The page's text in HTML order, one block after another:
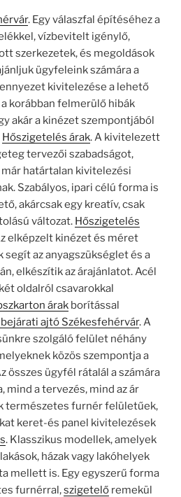
. Egy válaszfal építéséhez a
vízbevitelt igénylő,
szerkezetek, és megoldások
ügyfeleink számára a
kivitelezése a lehető
korábban felmerülő hibák
akár a kinézet szempontjából
Hőszigetelés árak. A kivitelezett
tervezői szabadságot,
határtalan kivitelezési
Szabályos, ipari célú forma is
akárcsak egy kreatív, csak
változat. Hőszigetelés
elképzelt kinézet és méret
segít az anyagszükséglet és a
elkészítik az árajánlatot. Acél
oldalról csavarokkal
árak borítással
ajtó Székesfehérvár. A
szolgáló felület néhány
közös szempontja a
összes ügyfél rátalál a számára
mind a tervezés, mind az ár
természetes furnér felületűek,
keret-és panel kivitelezések
. Klasszikus modellek, amelyek
házak vagy lakóhelyek
mellett is. Egy egyszerű forma
furnérral,szigetelőremekül